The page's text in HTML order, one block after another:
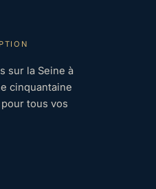
sur la Seine à
cinquantaine
tous vos